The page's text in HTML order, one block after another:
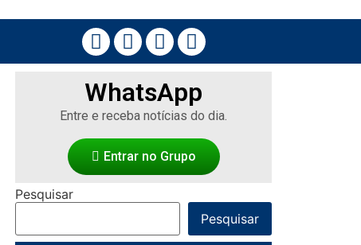
WhatsApp
Entre e receba notícias do dia.
Entrar no Grupo
Pesquisar
Pesquisar